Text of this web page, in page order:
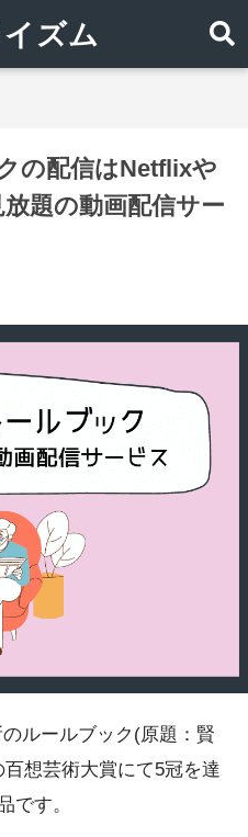
ズム
の配信はNetflixや
題の動画配信サー
ルールブック(原題：賢
想芸術大賞にて5冠を達
です。